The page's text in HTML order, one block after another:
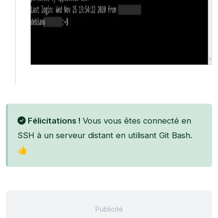
Félicitations ! Vous vous êtes connecté en
SSH à un serveur distant en utilisant Git Bash.
👍